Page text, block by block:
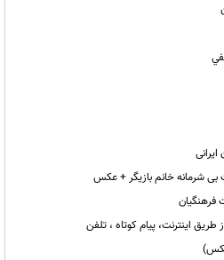
شرمانه خانم بازیگر + عکس
اینترنت، پیام کوتاه ، تلفن